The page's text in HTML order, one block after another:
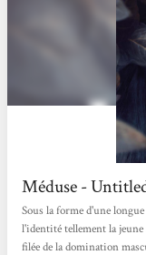
Méduse -
Sous la forme d'une
l'identité tellement la
filée de la domination